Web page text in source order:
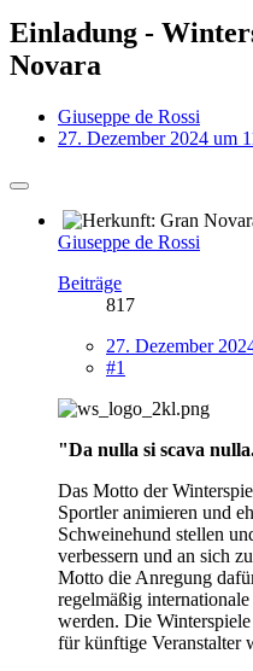
Einladung -
Novara
Giuseppe de Rossi
27. Dezember 2024 um
Giuseppe de Rossi
Beiträge
817
27. Dezember
#1
"Da nulla si scava
Das Motto der
Sportler animieren und
Schweinehund stellen
verbessern und an sich
Motto die Anregung
regelmäßig
werden. Die
für künftige Veranstalter